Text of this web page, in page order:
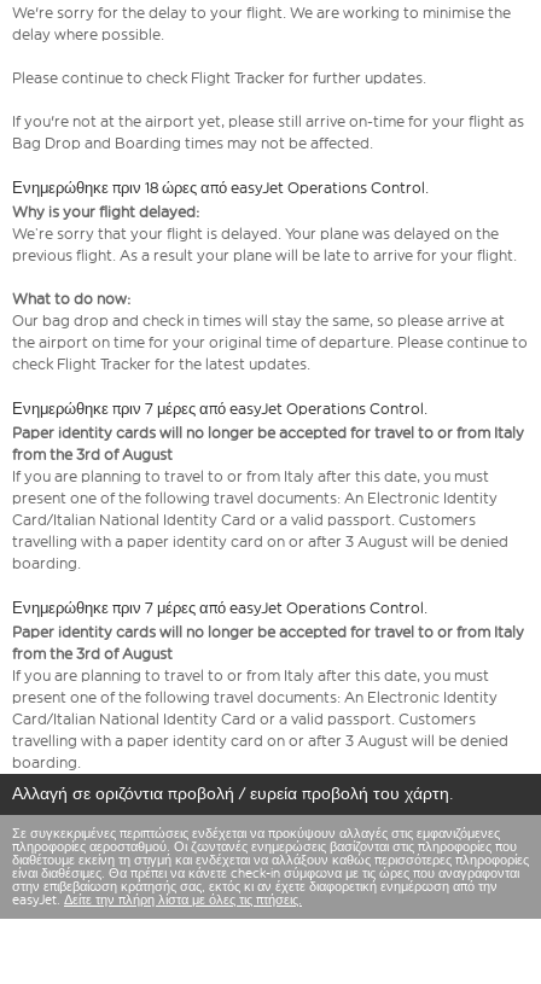
We're sorry for the delay to your flight. We are working to minimise the
delay where possible.
Please continue to check Flight Tracker for further updates.
If you're not at the airport yet, please still arrive on-time for your flight as
Bag Drop and Boarding times may not be affected.
Ενημερώθηκε πριν 18 ώρες από easyJet Operations Control.
Why is your flight delayed:
We’re sorry that your flight is delayed. Your plane was delayed on the
previous flight. As a result your plane will be late to arrive for your flight.
What to do now:
Our bag drop and check in times will stay the same, so please arrive at
the airport on time for your original time of departure. Please continue to
check Flight Tracker for the latest updates.
Ενημερώθηκε πριν 7 μέρες από easyJet Operations Control.
Paper identity cards will no longer be accepted for travel to or from Italy
from the 3rd of August
If you are planning to travel to or from Italy after this date, you must
present one of the following travel documents: An Electronic Identity
Card/Italian National Identity Card or a valid passport. Customers
travelling with a paper identity card on or after 3 August will be denied
boarding.
Ενημερώθηκε πριν 7 μέρες από easyJet Operations Control.
Paper identity cards will no longer be accepted for travel to or from Italy
from the 3rd of August
If you are planning to travel to or from Italy after this date, you must
present one of the following travel documents: An Electronic Identity
Card/Italian National Identity Card or a valid passport. Customers
travelling with a paper identity card on or after 3 August will be denied
boarding.
Αλλαγή σε οριζόντια προβολή / ευρεία προβολή του χάρτη.
Σε συγκεκριμένες περιπτώσεις ενδέχεται να προκύψουν αλλαγές στις εμφανιζόμενες
πληροφορίες αεροσταθμού. Οι ζωντανές ενημερώσεις βασίζονται στις πληροφορίες που
διαθέτουμε εκείνη τη στιγμή και ενδέχεται να αλλάξουν καθώς περισσότερες πληροφορίες
είναι διαθέσιμες. Θα πρέπει να κάνετε check-in σύμφωνα με τις ώρες που αναγράφονται
στην επιβεβαίωση κράτησής σας, εκτός κι αν έχετε διαφορετική ενημέρωση από την
easyJet. Δείτε την πλήρη λίστα με όλες τις πτήσεις.